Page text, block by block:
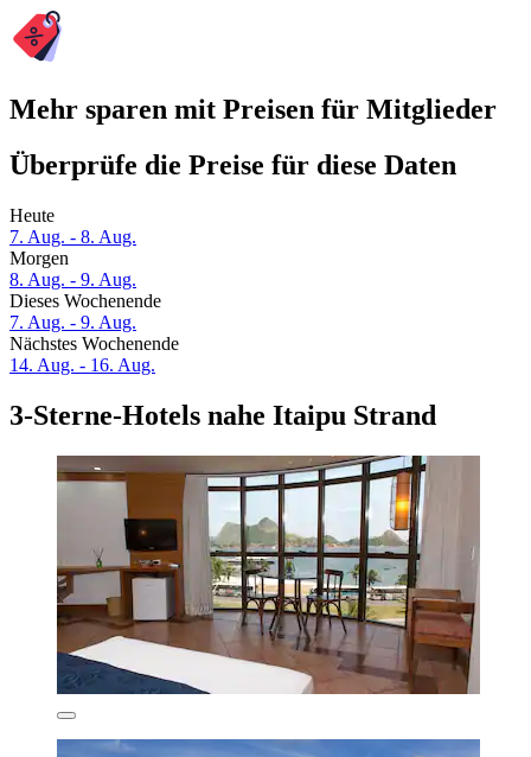
Mehr sparen mit Preisen für Mitglieder
Überprüfe die Preise für diese Daten
Heute
7. Aug. - 8. Aug.
Morgen
8. Aug. - 9. Aug.
Dieses Wochenende
7. Aug. - 9. Aug.
Nächstes Wochenende
14. Aug. - 16. Aug.
3-Sterne-Hotels nahe Itaipu Strand